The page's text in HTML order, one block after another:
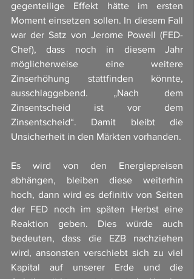
gegenteilige Effekt hätte im ersten
Moment einsetzen sollen. In diesem Fall
war der Satz von Jerome Powell (FED-
Chef), dass noch in diesem Jahr
möglicherweise eine weitere
Zinserhöhung stattfinden könnte,
ausschlaggebend. „Nach dem
Zinsentscheid ist vor dem
Zinsentscheid“. Damit bleibt die
Unsicherheit in den Märkten vorhanden.
Es wird von den Energiepreisen
abhängen, bleiben diese weiterhin
hoch, dann wird es definitiv von Seiten
der FED noch im späten Herbst eine
Reaktion geben. Dies würde auch
bedeuten, dass die EZB nachziehen
wird, ansonsten verschiebt sich zu viel
Kapital auf unserer Erde und die